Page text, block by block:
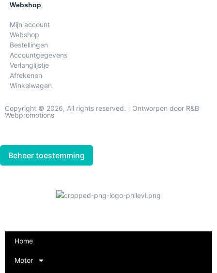
Webshop
Mijn account
Webshop
Bestellingen
Accountgegevens
Verlanglijstje
Afrekenen
Winkelwagen
Copyright © 2026, All rights reserved. | Ontworpen door R&B
Webpromotions
Beheer toestemming
Home
Motor